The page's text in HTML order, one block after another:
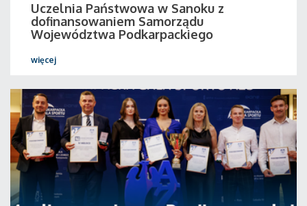
Uczelnia Państwowa w Sanoku z
dofinansowaniem Samorządu
Województwa Podkarpackiego
więcej